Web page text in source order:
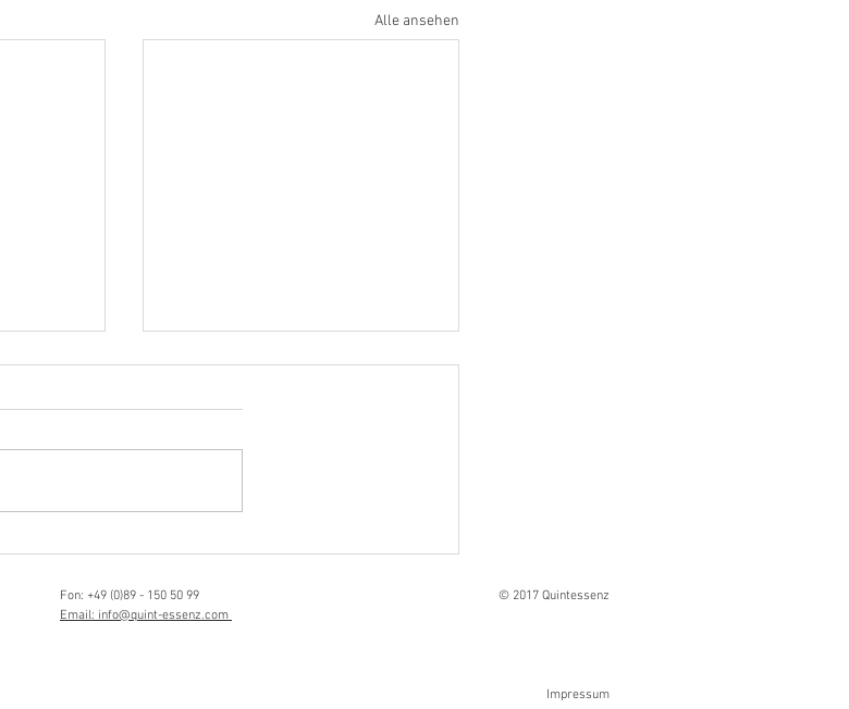
Alle ansehen
Fon: +49 (0)89 - 150 50 99
Email: info@quint-essenz.com
© 2017 Quintessenz
Impressum